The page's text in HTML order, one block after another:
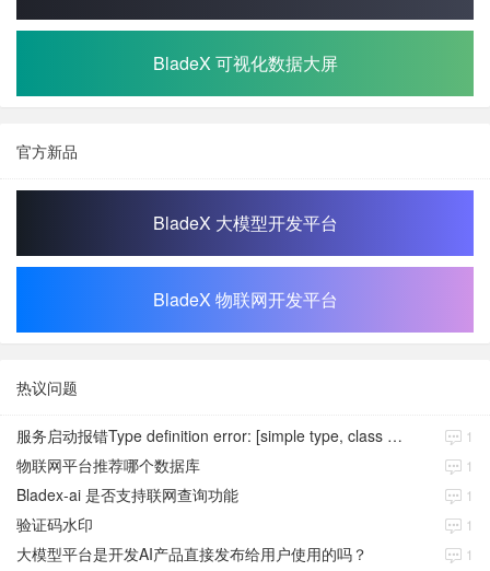
BladeX 可视化数据大屏
官方新品
BladeX 大模型开发平台
BladeX 物联网开发平台
热议问题
服务启动报错Type definition error: [simple type, class java.time.Instant] 1
物联网平台推荐哪个数据库 1
Bladex-ai 是否支持联网查询功能 1
验证码水印 1
大模型平台是开发AI产品直接发布给用户使用的吗？ 1